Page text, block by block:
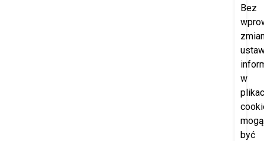
Bez
w
mogą
być